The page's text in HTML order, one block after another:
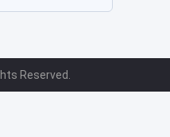
Reserved.